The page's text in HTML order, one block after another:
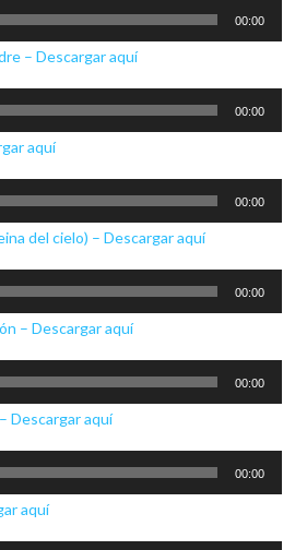
00:00
– Descargar aquí
00:00
aquí
00:00
del cielo) – Descargar aquí
00:00
– Descargar aquí
00:00
Descargar aquí
00:00
aquí